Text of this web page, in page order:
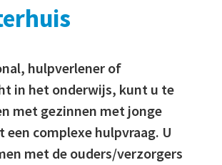
hulpverlener of
in het onderwijs, kunt u te
met gezinnen met jonge
een complexe hulpvraag. U
met de ouders/verzorgers